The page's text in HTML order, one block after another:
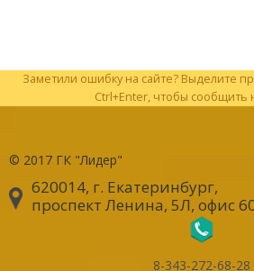
Заметили ошибку на сайте? Выделите
Ctrl+Enter, чтобы сообщить
© 2017 ГК "Лидер"
620014, г. Екатеринбург,
проспект Ленина, 5Л, офис
8-343-272-68-28